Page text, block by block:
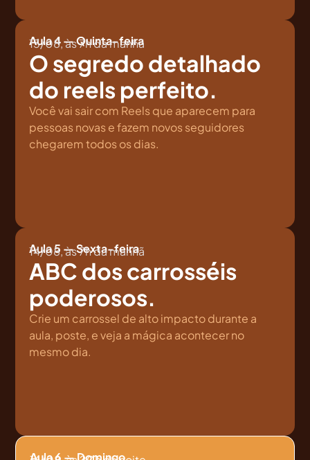
Aula 4 — Quinta-feira
13/08, às 7h da manhã
O segredo detalhado
do reels perfeito.
Você vai sair com Reels que aparecem para
pessoas novas e fazem novos seguidores
chegarem todos os dias.
Aula 5 — Sexta-feira
14/08, às 7h da manhã
ABC dos carrosséis
poderosos.
Crie um carrossel de alto impacto durante a
aula, poste, e veja a mágica acontecer no
mesmo dia.
Aula 6 — Domingo